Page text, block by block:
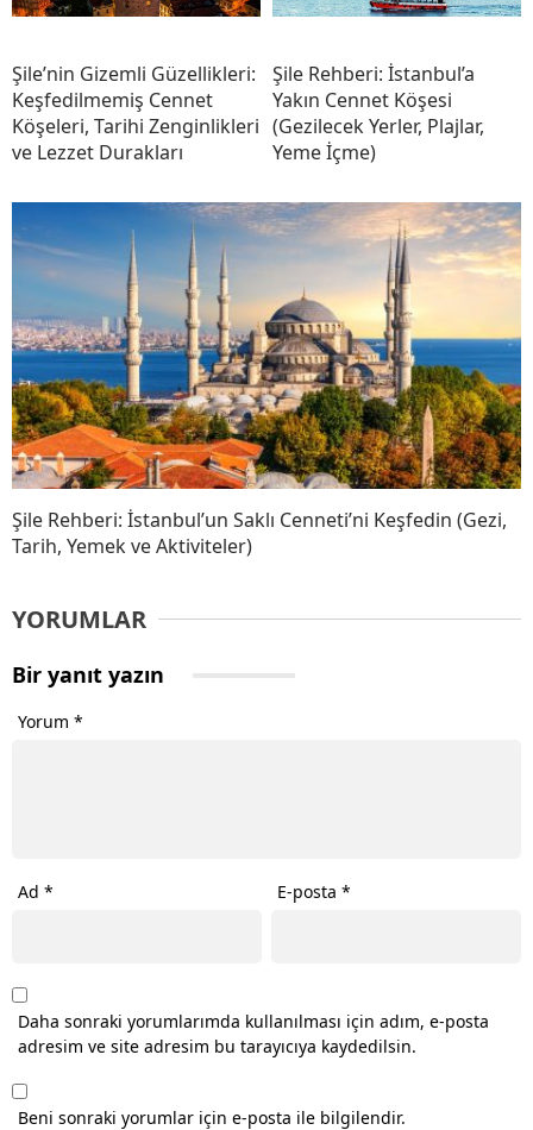
Şile’nin Gizemli Güzellikleri:
Keşfedilmemiş Cennet
Köşeleri, Tarihi Zenginlikleri
ve Lezzet Durakları
Şile Rehberi: İstanbul’a
Yakın Cennet Köşesi
(Gezilecek Yerler, Plajlar,
Yeme İçme)
Şile Rehberi: İstanbul’un Saklı Cenneti’ni Keşfedin (Gezi,
Tarih, Yemek ve Aktiviteler)
YORUMLAR
Bir yanıt yazın
Yorum *
Ad * E-posta*
Daha sonraki yorumlarımda kullanılması için adım, e-posta
adresim ve site adresim bu tarayıcıya kaydedilsin.
Beni sonraki yorumlar için e-posta ile bilgilendir.